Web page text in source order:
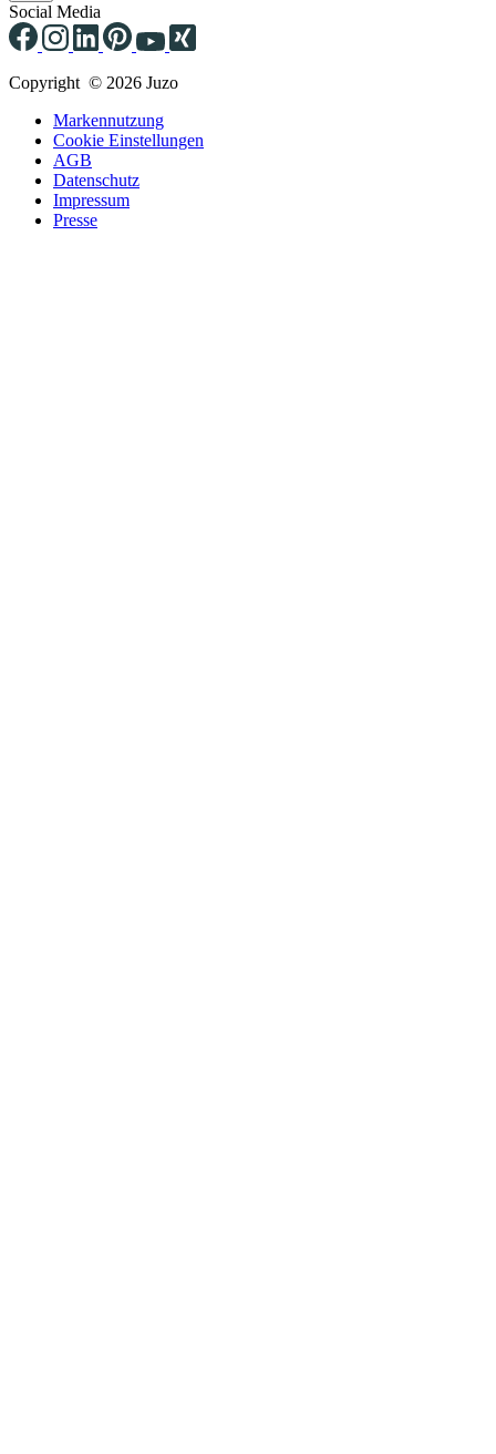
Social Media
Copyright © 2026 Juzo
Markennutzung
Cookie Einstellungen
AGB
Datenschutz
Impressum
Presse